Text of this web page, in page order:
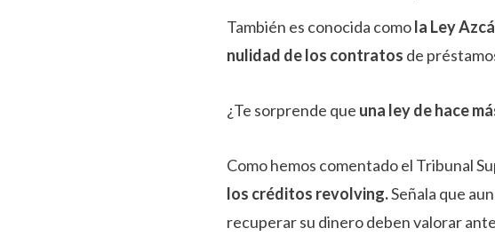
También es conocida comola Ley
nulidad de los contratos de
¿Te sorprende que una ley de hace
Como hemos comentado el Tribunal
los créditos revolving.Señala que
recuperar su dinero deben valorar